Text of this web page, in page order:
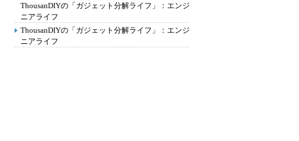
ThousanDIYの「ガジェット分解ライフ」：エンジ
ニアライフ
ThousanDIYの「ガジェット分解ライフ」：エンジ
ニアライフ